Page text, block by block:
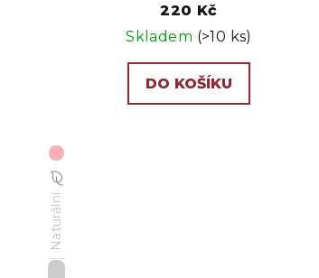
220 Kč
Skladem (>10 ks)
DO KOŠÍKU
Naturální